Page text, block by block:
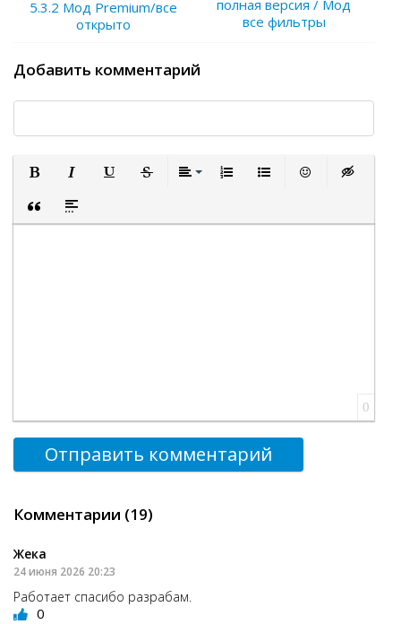
5.3.2 Мод Premium/все
открыто
полная версия / Мод
все фильтры
Добавить комментарий
Вставка цитаты
Вставка спойлера
0
Отправить комментарий
Комментарии (19)
Жека
24 июня 2026 20:23
Работает спасибо разрабам.
0